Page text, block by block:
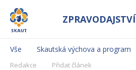
ZPRAVODAJSTVÍ
Vše Skautská výchova a program
Redakce Přidat článek